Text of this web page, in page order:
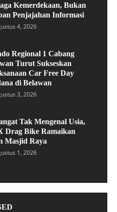
Kemerdekaan, Bukan
Penjajahan Informasi
4, 2026
Regional 1 Cabang
Turut Sukseskan
Car Free Day
di Belawan
3, 2026
Tak Mengenal Usia,
Drag Bike Ramaikan
Masjid Raya
1, 2026